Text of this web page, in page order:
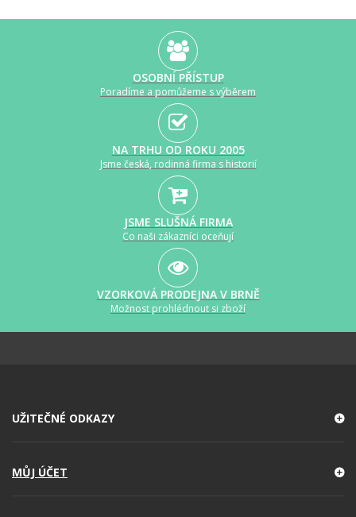
OSOBNÍ PŘÍSTUP
Poradíme a pomůžeme s výběrem
NA TRHU OD ROKU 2005
Jsme česká, rodinná firma s historií
JSME SLUŠNÁ FIRMA
Co naši zákazníci oceňují
VZORKOVÁ PRODEJNA V BRNĚ
Možnost prohlédnout si zboží
UŽITEČNÉ ODKAZY
MŮJ ÚČET